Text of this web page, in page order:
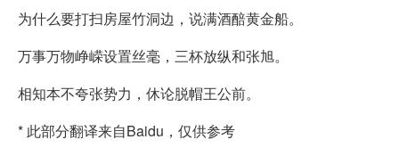
为什么要打扫房屋竹洞边，说满酒醅黄金船。
万事万物峥嵘设置丝毫，三杯放纵和张旭。
相知本不夸张势力，休论脱帽王公前。
* 此部分翻译来自Baidu，仅供参考